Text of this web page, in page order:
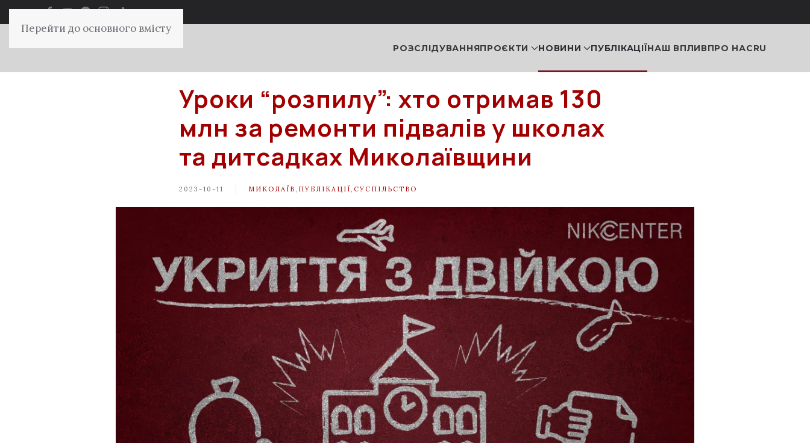
Перейти до основного вмісту
РОЗСЛІДУВАННЯПРОЄКТИ НОВИНИ ПУБЛІКАЦІЇНАШ ВПЛИВПРО НАСRU
Уроки “розпилу”: хто отримав 130
млн за ремонти підвалів у школах
та дитсадках Миколаївщини
2023-10-11 МИКОЛАЇВ ПУБЛІКАЦІЇ СУСПІЛЬСТВО